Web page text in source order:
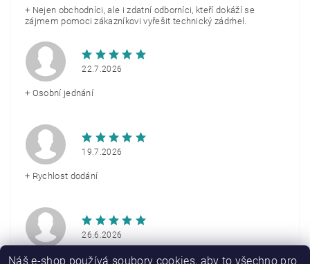
+ Nejen obchodníci, ale i zdatní odborníci, kteří dokáží se
zájmem pomoci zákazníkovi vyřešit technický zádrhel.
22.7.2026
+ Osobní jednání
19.7.2026
+ Rychlost dodání
26.6.2026
+ Rychlé doručení
Náš e-shop používá soubory cookies, aby to všechno pro